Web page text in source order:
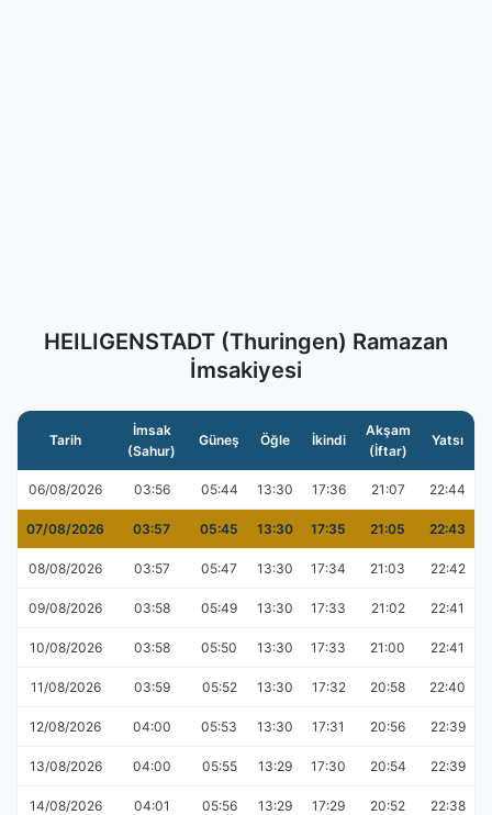
HEILIGENSTADT (Thuringen) Ramazan
İmsakiyesi
Tarih
İmsak
(Sahur)
Güneş Öğle İkindi
Akşam
(İftar)
Yatsı
06/08/2026 03:56 05:44 13:30 17:36 21:07 22:44
07/08/2026 03:57 05:45 13:30 17:35 21:05 22:43
08/08/2026 03:57 05:47 13:30 17:34 21:03 22:42
09/08/2026 03:58 05:49 13:30 17:33 21:02 22:41
10/08/2026 03:58 05:50 13:30 17:33 21:00 22:41
11/08/2026 03:59 05:52 13:30 17:32 20:58 22:40
12/08/2026 04:00 05:53 13:30 17:31 20:56 22:39
13/08/2026 04:00 05:55 13:29 17:30 20:54 22:39
14/08/2026 04:01 05:56 13:29 17:29 20:52 22:38